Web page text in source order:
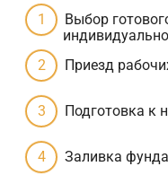
Выбор
Приезд
Подготовка к
Заливка